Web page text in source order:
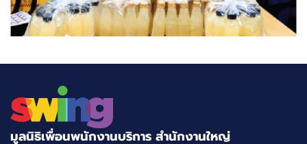
มูลนิธิเพื่อนพนักงานบริการ สำนักงานใหญ่